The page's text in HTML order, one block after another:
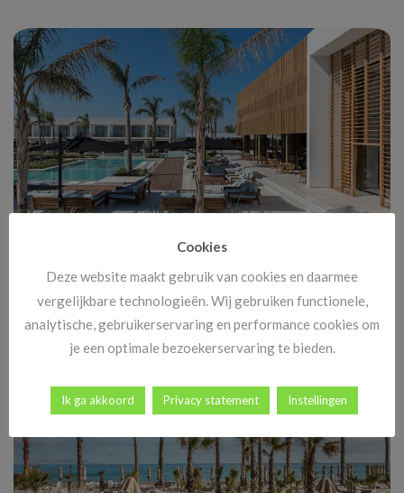
Cyber Monday: dé dag om jouw vakantie te boeken
Cyber Monday staat bekend als hét online shoppingmoment van
het jaar, maar wist je dat [...]
Cookies
Deze website maakt gebruik van cookies en daarmee
vergelijkbare technologieën. Wij gebruiken functionele,
analytische, gebruikerservaring en performance cookies om
je een optimale bezoekerservaring te bieden.
Ik ga akkoord Privacy statement Instellingen